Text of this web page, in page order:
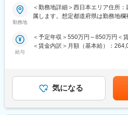
・現場配属後も月1回以上の面談を
フォロー体制を整えております。
営業職が目指せます。
にくく、安定した売上を誇っていま
・当社は、東証プライム上場以来
グループに属しており、主力事業
＜社会貢献度の高さ＞
■職務概要：
配属先メーカーにおいてMR活動に
プロジェクトの数やバリエーショ
め、CSOでの転職を考えるうえで
プロジェクト人数が100名を超える
本市場への新規参入する企業のプ
ョンも多様です。
勤務地
＜勤務地詳細＞西日本エリア住所
属します。想定都道府県は勤務地
給与
＜予定年収＞550万円～850万円＜
＜賃金内訳＞月額（基本給）：
を全額支給 ■賞与年2回（昨年度実
全国勤務が可能な方は、初回給与
はあくまでも目安の金額であり、選
あります。月給(月額)は固定手当を
気になる